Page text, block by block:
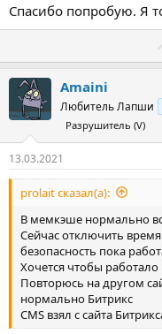
Спасибо попробую. Я
Amaini
Любитель Лапши
Разрушитель (V)
13.03.2021
prolait сказал(а):
В мемкэше нормально
Сейчас отключить время
безопасность пока
Хочется чтобы работало
Повторюсь на другом
нормально Битрикс
CMS взял с сайта